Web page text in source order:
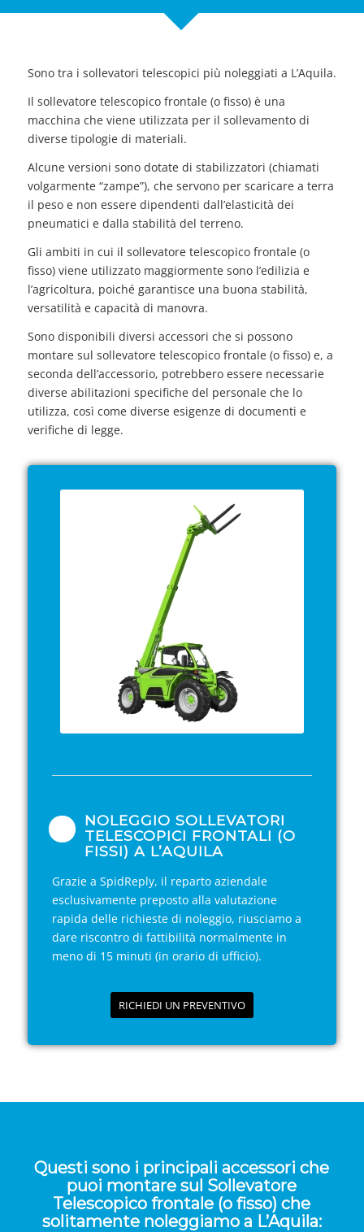
Sono tra i sollevatori telescopici più noleggiati a L’Aquila.
Il sollevatore telescopico frontale (o fisso) è una
macchina che viene utilizzata per il sollevamento di
diverse tipologie di materiali.
Alcune versioni sono dotate di stabilizzatori (chiamati
volgarmente “zampe”), che servono per scaricare a terra
il peso e non essere dipendenti dall’elasticità dei
pneumatici e dalla stabilità del terreno.
Gli ambiti in cui il sollevatore telescopico frontale (o
fisso) viene utilizzato maggiormente sono l’edilizia e
l’agricoltura, poiché garantisce una buona stabilità,
versatilità e capacità di manovra.
Sono disponibili diversi accessori che si possono
montare sul sollevatore telescopico frontale (o fisso) e, a
seconda dell’accessorio, potrebbero essere necessarie
diverse abilitazioni specifiche del personale che lo
utilizza, così come diverse esigenze di documenti e
verifiche di legge.
NOLEGGIO SOLLEVATORI
TELESCOPICI FRONTALI (O
FISSI) A L’AQUILA
Grazie a SpidReply, il reparto aziendale
esclusivamente preposto alla valutazione
rapida delle richieste di noleggio, riusciamo a
dare riscontro di fattibilità normalmente in
meno di 15 minuti (in orario di ufficio).
RICHIEDI UN PREVENTIVO
Questi sono i principali accessori che
puoi montare sul Sollevatore
Telescopico frontale (o fisso) che
solitamente noleggiamo a L’Aquila: